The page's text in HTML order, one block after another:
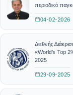
περιοδικό
04-02-2026
Διεθνής
«World’s Top
2025
29-09-2025